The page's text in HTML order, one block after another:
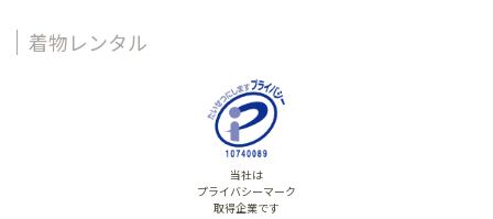
着物レンタル
当社は
プライバシーマーク
取得企業です